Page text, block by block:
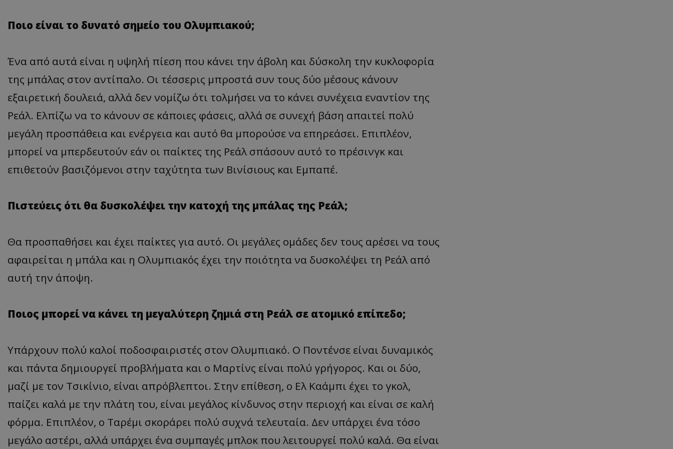
Ποιο είναι το δυνατό σημείο του Ολυμπιακού;
Ένα από αυτά είναι η υψηλή πίεση που κάνει την άβολη και δύσκολη την κυκλοφορία
της μπάλας στον αντίπαλο. Οι τέσσερις μπροστά συν τους δύο μέσους κάνουν
εξαιρετική δουλειά, αλλά δεν νομίζω ότι τολμήσει να το κάνει συνέχεια εναντίον της
Ρεάλ. Ελπίζω να το κάνουν σε κάποιες φάσεις, αλλά σε συνεχή βάση απαιτεί πολύ
μεγάλη προσπάθεια και ενέργεια και αυτό θα μπορούσε να επηρεάσει. Επιπλέον,
μπορεί να μπερδευτούν εάν οι παίκτες της Ρεάλ σπάσουν αυτό το πρέσινγκ και
επιθετούν βασιζόμενοι στην ταχύτητα των Βινίσιους και Εμπαπέ.
Πιστεύεις ότι θα δυσκολέψει την κατοχή της μπάλας της Ρεάλ;
Θα προσπαθήσει και έχει παίκτες για αυτό. Οι μεγάλες ομάδες δεν τους αρέσει να τους
αφαιρείται η μπάλα και η Ολυμπιακός έχει την ποιότητα να δυσκολέψει τη Ρεάλ από
αυτή την άποψη.
Ποιος μπορεί να κάνει τη μεγαλύτερη ζημιά στη Ρεάλ σε ατομικό επίπεδο;
Υπάρχουν πολύ καλοί ποδοσφαιριστές στον Ολυμπιακό. Ο Ποντένσε είναι δυναμικός
και πάντα δημιουργεί προβλήματα και ο Μαρτίνς είναι πολύ γρήγορος. Και οι δύο,
μαζί με τον Τσικίνιο, είναι απρόβλεπτοι. Στην επίθεση, ο Ελ Καάμπι έχει το γκολ,
παίζει καλά με την πλάτη του, είναι μεγάλος κίνδυνος στην περιοχή και είναι σε καλή
φόρμα. Επιπλέον, ο Ταρέμι σκοράρει πολύ συχνά τελευταία. Δεν υπάρχει ένα τόσο
μεγάλο αστέρι, αλλά υπάρχει ένα συμπαγές μπλοκ που λειτουργεί πολύ καλά. Θα είναι